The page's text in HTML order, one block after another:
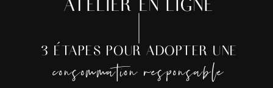
3 ÉTAPES POUR ADOPTER UNE
consommation responsable